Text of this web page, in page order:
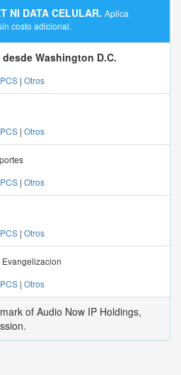
NI DATA CELULAR. Aplica
costo adicional.
Washington D.C.
| Otros
| Otros
| Otros
| Otros
| Otros
of Audio Now IP Holdings,